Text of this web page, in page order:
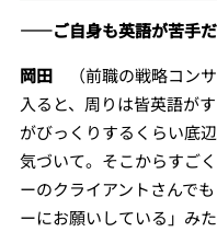
――ご自身も英語が苦手だ
岡田（前職の戦略コンサ
入ると、周りは皆英語が
がびっくりするくらい底
気づいて。そこからすご
ーのクライアントさんで
ーにお願いしている」み